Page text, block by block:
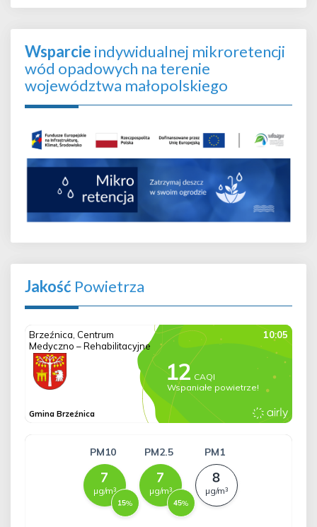
Wsparcie indywidualnej mikroretencji
wód opadowych na terenie
województwa małopolskiego
Jakość Powietrza